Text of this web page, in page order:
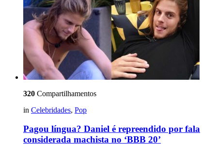
320 Compartilhamentos
in Celebridades, Pop
Pagou língua? Daniel é repreendido por fala
considerada machista no ‘BBB 20’